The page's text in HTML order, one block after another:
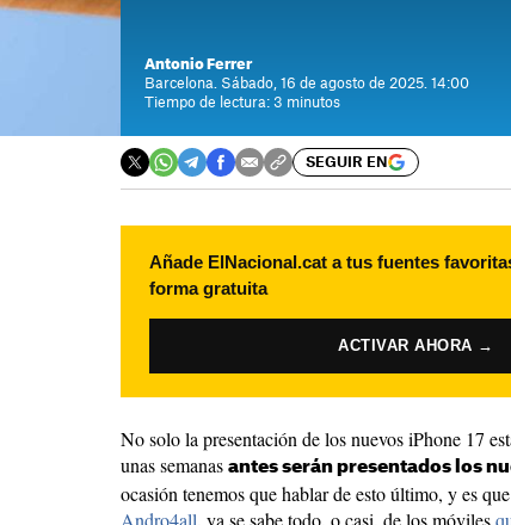
Antonio Ferrer
Barcelona. Sábado, 16 de agosto de 2025. 14:00
Tiempo de lectura: 3 minutos
SEGUIR EN
Añade ElNacional.cat a tus fuentes
forma gratuita
ACTIVAR AHORA →
No solo la presentación de los nuevos iPhone 17
unas semanas antes serán presentados los
ocasión tenemos que hablar de esto último, y es
Andro4all, ya se sabe todo, o casi, de los móviles